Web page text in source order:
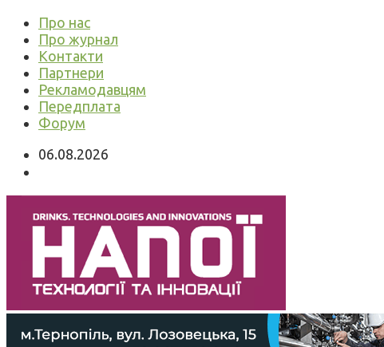
Про нас
Про журнал
Контакти
Партнери
Рекламодавцям
Передплата
Форум
06.08.2026